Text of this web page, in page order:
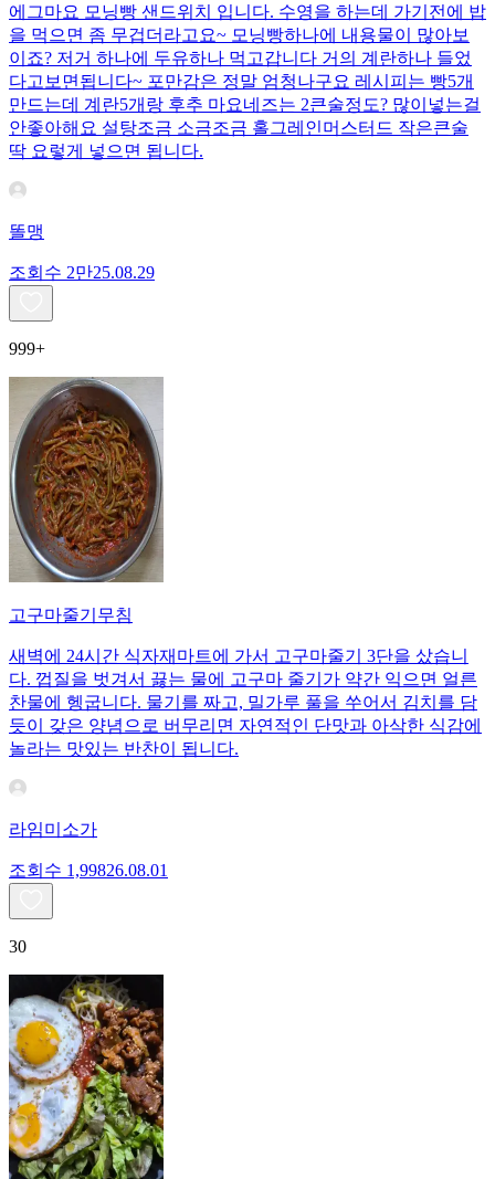
에그마요 모닝빵 샌드위치 입니다. 수영을 하는데 가기전에 밥
을 먹으면 좀 무겁더라고요~ 모닝빵하나에 내용물이 많아보
이죠? 저거 하나에 두유하나 먹고갑니다 거의 계란하나 들었
다고보면됩니다~ 포만감은 정말 엄청나구요 레시피는 빵5개
만드는데 계란5개랑 후추 마요네즈는 2큰술정도? 많이넣는걸
안좋아해요 설탕조금 소금조금 홀그레인머스터드 작은큰술
딱 요렇게 넣으면 됩니다.
똘맹
조회수 2만25.08.29
999+
고구마줄기무침
새벽에 24시간 식자재마트에 가서 고구마줄기 3단을 샀습니
다. 껍질을 벗겨서 끓는 물에 고구마 줄기가 약간 익으면 얼른
찬물에 헹굽니다. 물기를 짜고, 밀가루 풀을 쑤어서 김치를 담
듯이 갖은 양념으로 버무리면 자연적인 단맛과 아삭한 식감에
놀라는 맛있는 반찬이 됩니다.
라임미소가
조회수 1,99826.08.01
30